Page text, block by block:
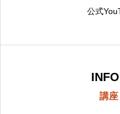
公式
講